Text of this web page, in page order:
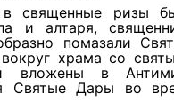
в священные ризы
и алтаря,
помазали
храма со
вложены в
Святые Дары во